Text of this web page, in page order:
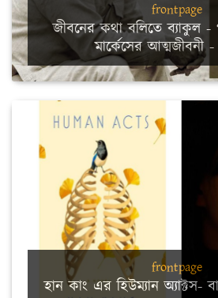
frontpage
জীবনের কথা বলিতে ব্যাকুল -
মার্কেসের আত্মজীবনী
frontpage
হান কাং এর হিউম্যান অ্যাক্টস-